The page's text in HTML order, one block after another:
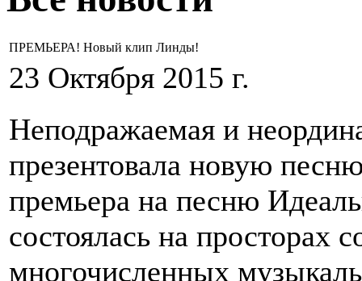
ПРЕМЬЕРА! Новый клип Линды!
23 Октября 2015 г.
Неподражаемая и
презентовала новую
премьера на песню
состоялась на просторах
многочисленных